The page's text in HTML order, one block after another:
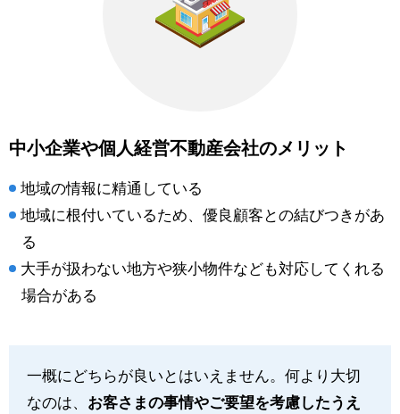
中小企業や個人経営不動産会社のメリット
地域の情報に精通している
地域に根付いているため、優良顧客との結びつきがあ
る
大手が扱わない地方や狭小物件なども対応してくれる
場合がある
一概にどちらが良いとはいえません。何より大切
なのは、 お客さまの事情やご要望を考慮したうえ